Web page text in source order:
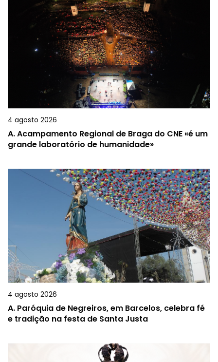
4 agosto 2026
A.Acampamento Regional de Braga do CNE «é um
grande laboratório de humanidade»
4 agosto 2026
A. Paróquia de Negreiros, em Barcelos, celebra fé
e tradição na festa de Santa Justa